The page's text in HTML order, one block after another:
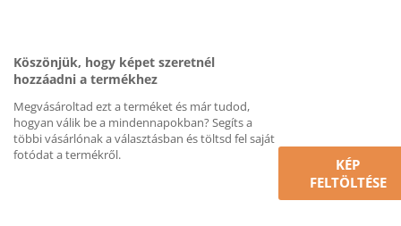
Köszönjük, hogy képet szeretnél
hozzáadni a termékhez
Megvásároltad ezt a terméket és már tudod,
hogyan válik be a mindennapokban? Segíts a
többi vásárlónak a választásban és töltsd fel saját
fotódat a termékről.
KÉP
FELTÖLTÉSE